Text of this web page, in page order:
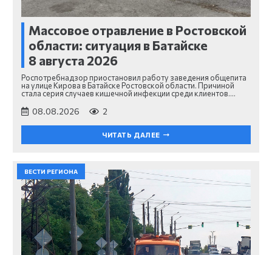
Массовое отравление в Ростовской
области: ситуация в Батайске
8 августа 2026
Роспотребнадзор приостановил работу заведения общепита
на улице Кирова в Батайске Ростовской области. Причиной
стала серия случаев кишечной инфекции среди клиентов.…
08.08.2026 2
ЧИТАТЬ ДАЛЕЕ
ВЕСТИ РЕГИОНА